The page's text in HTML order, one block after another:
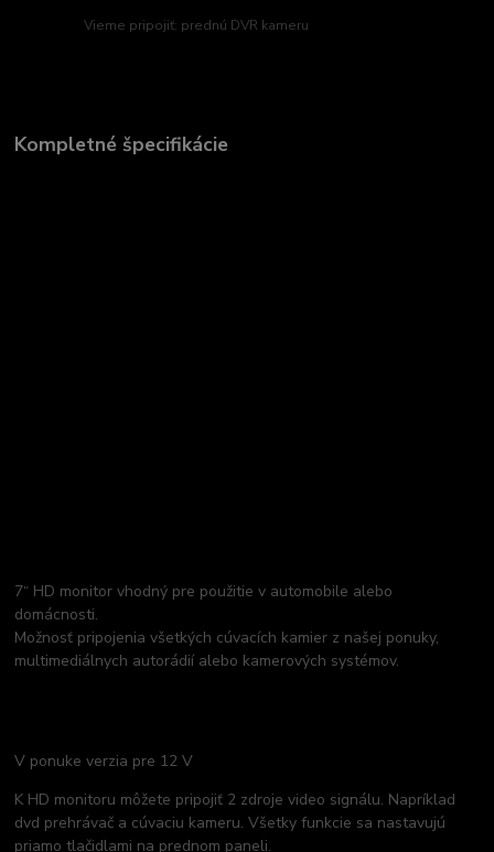
Vieme pripojiť: prednú DVR kameru
Kompletné špecifikácie
7“ HD monitor vhodný pre použitie v automobile alebo
domácnosti.
Možnosť pripojenia všetkých cúvacích kamier z našej ponuky,
multimediálnych autorádií alebo kamerových systémov.
V ponuke verzia pre 12 V
K HD monitoru môžete pripojiť 2 zdroje video signálu. Napríklad
dvd prehrávač a cúvaciu kameru. Všetky funkcie sa nastavujú
priamo tlačidlami na prednom paneli.